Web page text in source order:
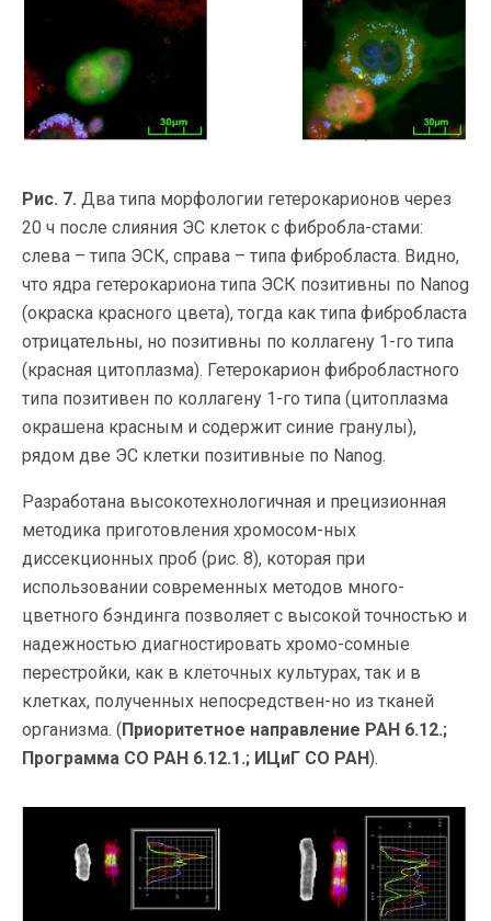
Рис. 7. Два типа морфологии гетерокарионов через
20 ч после слияния ЭС клеток с фибробла-стами:
слева – типа ЭСК, справа – типа фибробласта. Видно,
что ядра гетерокариона типа ЭСК позитивны по Nаnog
(окраска красного цвета), тогда как типа фибробласта
отрицательны, но позитивны по коллагену 1-го типа
(красная цитоплазма). Гетерокарион фибробластного
типа позитивен по коллагену 1-го типа (цитоплазма
окрашена красным и содержит синие гранулы),
рядом две ЭС клетки позитивные по Nаnog.
Разработана высокотехнологичная и прецизионная
методика приготовления хромосом-ных
диссекционных проб (рис. 8), которая при
использовании современных методов много-
цветного бэндинга позволяет с высокой точностью и
надежностью диагностировать хромо-сомные
перестройки, как в клеточных культурах, так и в
клетках, полученных непосредствен-но из тканей
организма. (Приоритетное направление РАН 6.12.;
Программа СО РАН 6.12.1.; ИЦиГ СО РАН).